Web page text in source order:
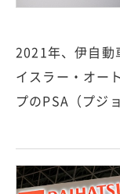
2021年、伊自動
イスラー・オー
プのPSA（プジ